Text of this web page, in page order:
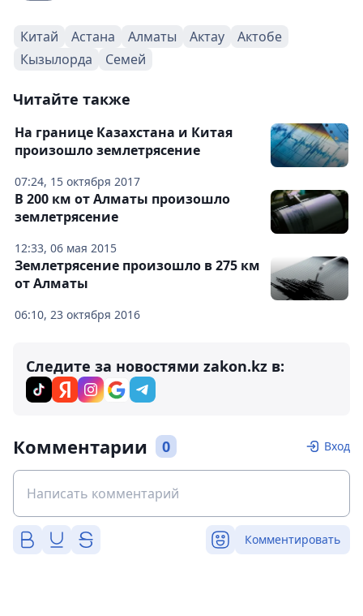
Китай Астана Алматы Актау
Актобе
Кызылорда
Семей
Читайте также
07:24, 15 октября 2017
На границе Казахстана и Китая
произошло землетрясение
12:33, 06 мая 2015
В 200 км от Алматы произошло
землетрясение
06:10, 23 октября 2016
Землетрясение произошло в 275 км
от Алматы
Следите за новостями zakon.kz в:
Комментарии 0 Вход
Комментировать